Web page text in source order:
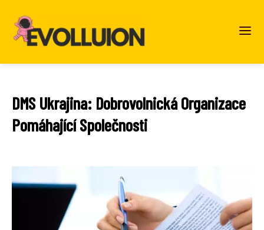
DMS Ukrajina: Dobrovolnická Organizace
Pomáhající Společnosti